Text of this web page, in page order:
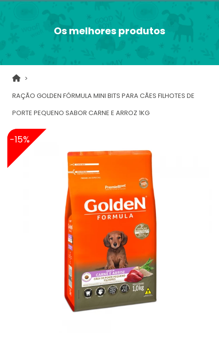
Os melhores produtos
RAÇÃO GOLDEN FÓRMULA MINI BITS PARA CÃES FILHOTES DE
PORTE PEQUENO SABOR CARNE E ARROZ 1KG
-15%